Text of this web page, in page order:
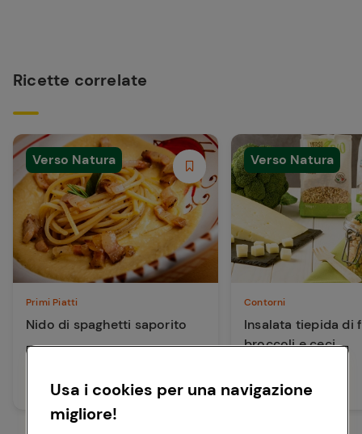
Ricette correlate
Verso Natura
Primi Piatti
Nido di spaghetti saporito
Verso Natura
Contorni
Insalata tiepida di
broccoli e ceci
30 min Facile
Usa i cookies per una navigazione
migliore!